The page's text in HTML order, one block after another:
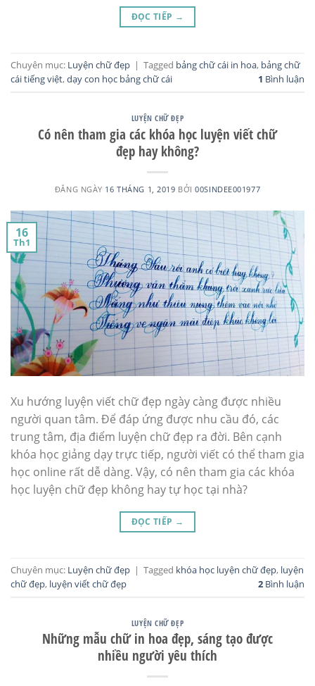
ĐỌC TIẾP →
Chuyên mục: Luyện chữ đẹp | Tagged bảng chữ cái in hoa, bảng chữ
cái tiếng việt,dạy con học bảng chữ cái 1 Bình luận
LUYỆN CHỮ ĐẸP
Có nên tham gia các khóa học luyện viết chữ
đẹp hay không?
ĐĂNG NGÀY 16 THÁNG 1, 2019 BỞI00SINDEE001977
16
Th1
Xu hướng luyện viết chữ đẹp ngày càng được nhiều
người quan tâm. Để đáp ứng được nhu cầu đó, các
trung tâm, địa điểm luyện chữ đẹp ra đời. Bên cạnh
khóa học giảng dạy trực tiếp, người viết có thể tham gia
học online rất dễ dàng. Vậy, có nên tham gia các khóa
học luyện chữ đẹp không hay tự học tại nhà?
ĐỌC TIẾP →
Chuyên mục: Luyện chữ đẹp | Tagged khóa học luyện chữ đẹp, luyện
chữ đẹp, luyện viết chữ đẹp 2 Bình luận
LUYỆN CHỮ ĐẸP
Những mẫu chữ in hoa đẹp, sáng tạo được
nhiều người yêu thích